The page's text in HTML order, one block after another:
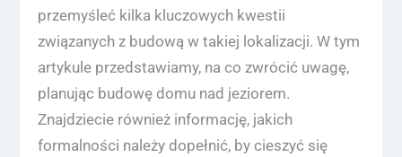
przemyśleć kilka kluczowych kwestii
związanych z budową w takiej lokalizacji. W tym
artykule przedstawiamy, na co zwrócić uwagę,
planując budowę domu nad jeziorem.
Znajdziecie również informację, jakich
formalności należy dopełnić, by cieszyć się